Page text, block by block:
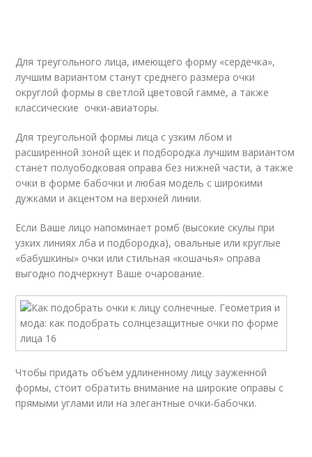
Для треугольного лица, имеющего форму «сердечка»,
лучшим вариантом станут среднего размера очки
округлой формы в светлой цветовой гамме, а также
классические очки-авиаторы.
Для треугольной формы лица с узким лбом и
расширенной зоной щек и подбородка лучшим вариантом
станет полуободковая оправа без нижней части, а также
очки в форме бабочки и любая модель с широкими
дужками и акцентом на верхней линии.
Если Ваше лицо напоминает ромб (высокие скулы при
узких линиях лба и подбородка), овальные или круглые
«бабушкины» очки или стильная «кошачья» оправа
выгодно подчеркнут Ваше очарование.
Чтобы придать объем удлиненному лицу зауженной
формы, стоит обратить внимание на широкие оправы с
прямыми углами или на элегантные очки-бабочки.